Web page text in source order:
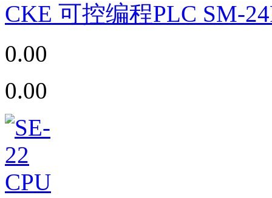
CKE 可控编程PLC SM-
0.00
0.00